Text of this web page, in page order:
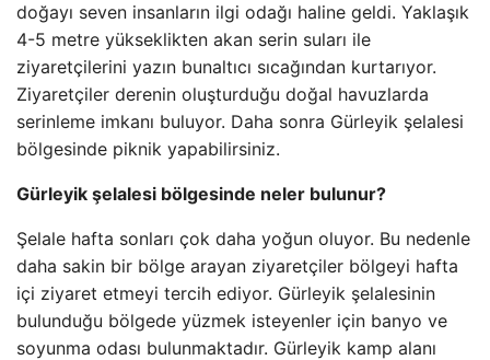
doğayı seven insanların ilgi odağı haline geldi. Yaklaşık
4-5 metre yükseklikten akan serin suları ile
ziyaretçilerini yazın bunaltıcı sıcağından kurtarıyor.
Ziyaretçiler derenin oluşturduğu doğal havuzlarda
serinleme imkanı buluyor. Daha sonra Gürleyik şelalesi
bölgesinde piknik yapabilirsiniz.
Gürleyik şelalesi bölgesinde neler bulunur?
Şelale hafta sonları çok daha yoğun oluyor. Bu nedenle
daha sakin bir bölge arayan ziyaretçiler bölgeyi hafta
içi ziyaret etmeyi tercih ediyor. Gürleyik şelalesinin
bulunduğu bölgede yüzmek isteyenler için banyo ve
soyunma odası bulunmaktadır. Gürleyik kamp alanı